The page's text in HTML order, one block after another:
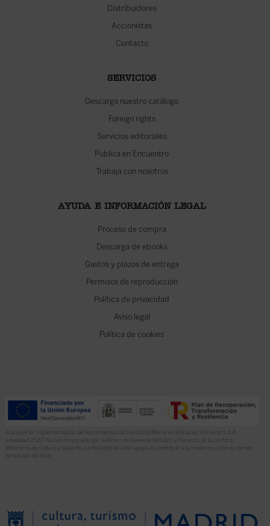
Distribuidores
Accionistas
Contacto
SERVICIOS
Descarga nuestro catálogo
Foreign rights
Servicios editoriales
Publica en Encuentro
Trabaja con nosotros
AYUDA E INFORMACIÓN LEGAL
Proceso de compra
Descarga de ebooks
Gastos y plazos de entrega
Permisos de reproducción
Política de privacidad
Aviso legal
Política de cookies
El proyecto “Implementación de herramientas de Gestión Editorial en Ediciones Encuentro, S.A.
anualidad 2022” ha sido financiado por la Dirección General del Libro y Fomento de la Lectura,
Ministerio de Cultura y Deporte. La finalidad de este apoyo es contribuir a la modernización de pymes
del sector del libro.